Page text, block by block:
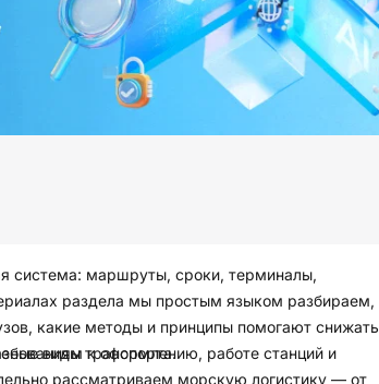
система: маршруты, сроки, терминалы,
раздела мы простым языком разбираем,
какие методы и принципы помогают снижать
виды транспорта.
к оформлению, работе станций и
рассматриваем морскую логистику — от